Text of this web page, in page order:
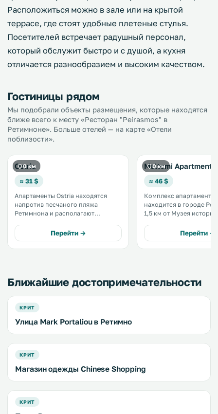
Расположиться можно в зале или на крытой
террасе, где стоят удобные плетеные стулья.
Посетителей встречает радушный персонал,
который обслужит быстро и с душой, а кухня
отличается разнообразием и высоким качеством.
Гостиницы рядом
Мы подобрали объекты размещения, которые находятся
ближе всего к месту «Ресторан "Peirasmos" в
Ретимноне». Больше отелей — на карте «Отели
поблизости».
0 км
Ostria
≈ 31 $
Апартаменты Ostria находятся
напротив песчаного пляжа
Ретимнона и располагают
открывается вид на Критское
море. .
Перейти →
0 км
Meltemi Apartments
≈ 46 $
Комплекс
находится в городе
1,5 км от Музея
территории действует
Wi-Fi. В некоторых апартаментах
есть гостиная и/или
Перейти →
Ближайшие достопримечательности
КРИТ
Улица Mark Portaliou в Ретимно
КРИТ
Магазин одежды Chinese Shopping
КРИТ